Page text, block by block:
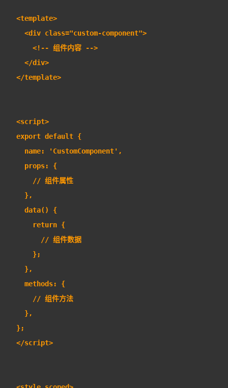
<template>
<div class="custom-component">
<!-- 组件内容 -->
</div>
</template>
<script>
export default {
name: 'CustomComponent',
props: {
// 组件属性
},
data() {
return {
// 组件数据
};
},
methods: {
// 组件方法
},
};
</script>